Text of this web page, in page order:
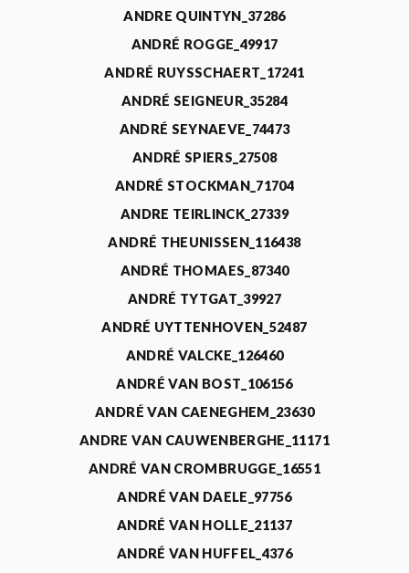
ANDRE QUINTYN_37286
ANDRÉ ROGGE_49917
ANDRÉ RUYSSCHAERT_17241
ANDRÉ SEIGNEUR_35284
ANDRÉ SEYNAEVE_74473
ANDRÉ SPIERS_27508
ANDRÉ STOCKMAN_71704
ANDRE TEIRLINCK_27339
ANDRÉ THEUNISSEN_116438
ANDRÉ THOMAES_87340
ANDRÉ TYTGAT_39927
ANDRÉ UYTTENHOVEN_52487
ANDRÉ VALCKE_126460
ANDRÉ VAN BOST_106156
ANDRÉ VAN CAENEGHEM_23630
ANDRE VAN CAUWENBERGHE_11171
ANDRÉ VAN CROMBRUGGE_16551
ANDRÉ VAN DAELE_97756
ANDRÉ VAN HOLLE_21137
ANDRÉ VAN HUFFEL_4376